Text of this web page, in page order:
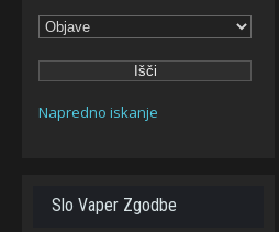
Napredno iskanje
Slo Vaper Zgodbe